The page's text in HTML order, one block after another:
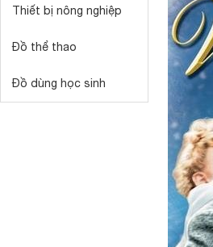
Thiết bị nông nghiệp
Đồ thể thao
Đồ dùng học sinh